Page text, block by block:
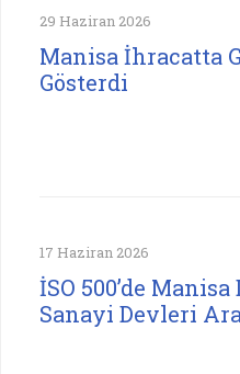
29 Haziran 2026
Manisa İhracatta
Gösterdi
17 Haziran 2026
İSO 500’de
Sanayi Devleri